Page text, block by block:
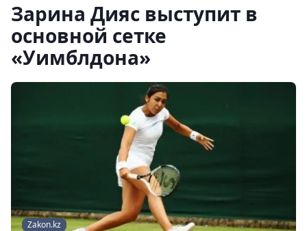
Зарина Дияс выступит в
основной сетке
«Уимблдона»
Zakon.kz